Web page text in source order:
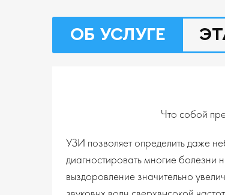
ОБ УСЛУГЕ
Что собой
УЗИ позволяет определить даже
диагностировать многие болезни
выздоровление значительно